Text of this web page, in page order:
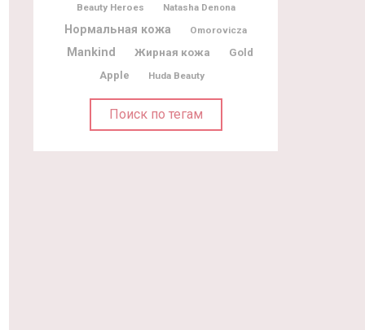
Beauty Heroes Natasha Denona
Нормальная кожа Omorovicza
Mankind Жирная кожа
Gold
Apple
Huda Beauty
Поиск по тегам